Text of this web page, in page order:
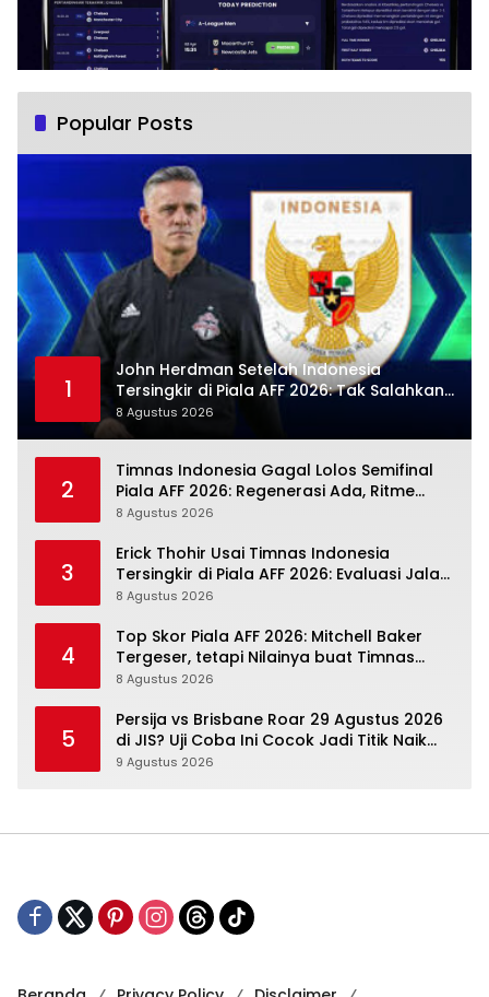
Popular Posts
1
John Herdman Setelah Indonesia
Tersingkir di Piala AFF 2026: Tak Salahkan
Wasit, Mitchell Baker Tetap Jadi Modal
8 Agustus 2026
2
Timnas Indonesia Gagal Lolos Semifinal
Piala AFF 2026: Regenerasi Ada, Ritme
Kompetisi Masih Harus Mengejar
8 Agustus 2026
3
Erick Thohir Usai Timnas Indonesia
Tersingkir di Piala AFF 2026: Evaluasi Jalan,
Agenda Berikutnya Sudah Dekat
8 Agustus 2026
4
Top Skor Piala AFF 2026: Mitchell Baker
Tergeser, tetapi Nilainya buat Timnas
Indonesia Justru Naik
8 Agustus 2026
5
Persija vs Brisbane Roar 29 Agustus 2026
di JIS? Uji Coba Ini Cocok Jadi Titik Naik
Macan Kemayoran
9 Agustus 2026